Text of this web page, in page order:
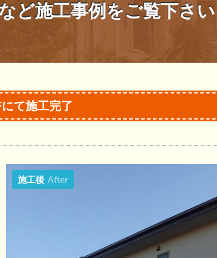
ど施工事例をご覧下さい
て施工完了
施工後 After